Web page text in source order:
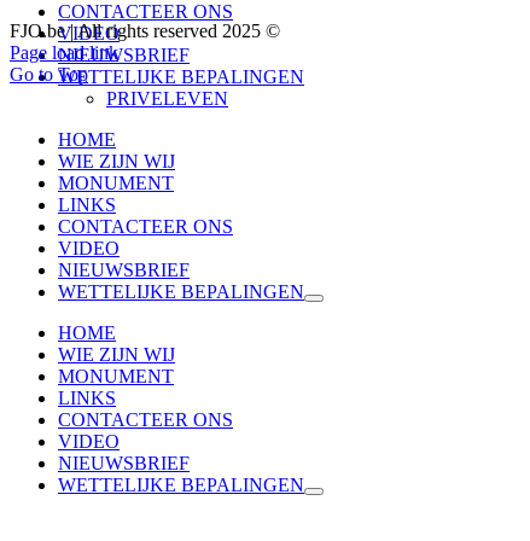
CONTACTEER ONS
VIDEO
NIEUWSBRIEF
WETTELIJKE BEPALINGEN
PRIVELEVEN
HOME
WIE ZIJN WIJ
MONUMENT
LINKS
CONTACTEER ONS
VIDEO
NIEUWSBRIEF
WETTELIJKE BEPALINGEN
HOME
WIE ZIJN WIJ
MONUMENT
LINKS
CONTACTEER ONS
VIDEO
NIEUWSBRIEF
WETTELIJKE BEPALINGEN
FJO.be | All rights reserved 2025 ©
Page load link
Go to Top